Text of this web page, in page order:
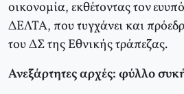
οικονομία, εκθέτοντας τον
ΔΕΛΤΑ, που τυγχάνει και
του ΔΣ της Εθνικής τράπεζας.
Ανεξάρτητες αρχές: φύλλο